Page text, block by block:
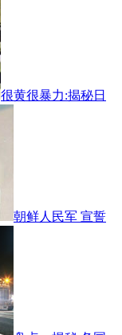
很黄很暴力:揭秘日
朝鲜人民军 宣誓